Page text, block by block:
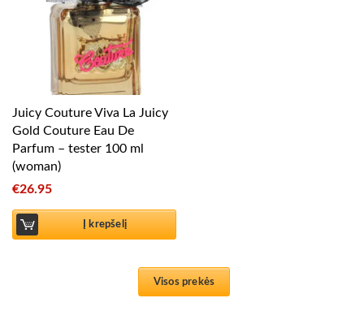
Juicy Couture Viva La Juicy
Gold Couture Eau De
Parfum – tester 100 ml
(woman)
€26.95
Į krepšelį
Visos prekės